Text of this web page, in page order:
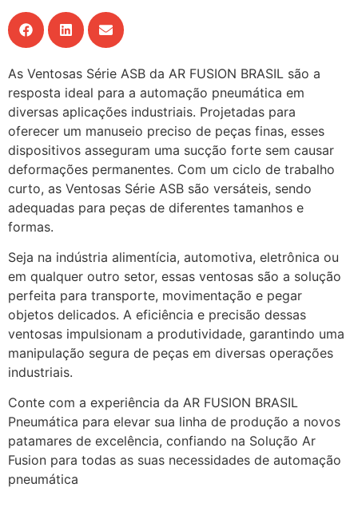
As Ventosas Série ASB da AR FUSION BRASIL são a
resposta ideal para a automação pneumática em
diversas aplicações industriais. Projetadas para
oferecer um manuseio preciso de peças finas, esses
dispositivos asseguram uma sucção forte sem causar
deformações permanentes. Com um ciclo de trabalho
curto, as Ventosas Série ASB são versáteis, sendo
adequadas para peças de diferentes tamanhos e
formas.
Seja na indústria alimentícia, automotiva, eletrônica ou
em qualquer outro setor, essas ventosas são a solução
perfeita para transporte, movimentação e pegar
objetos delicados. A eficiência e precisão dessas
ventosas impulsionam a produtividade, garantindo uma
manipulação segura de peças em diversas operações
industriais.
Conte com a experiência da AR FUSION BRASIL
Pneumática para elevar sua linha de produção a novos
patamares de excelência, confiando na Solução Ar
Fusion para todas as suas necessidades de automação
pneumática